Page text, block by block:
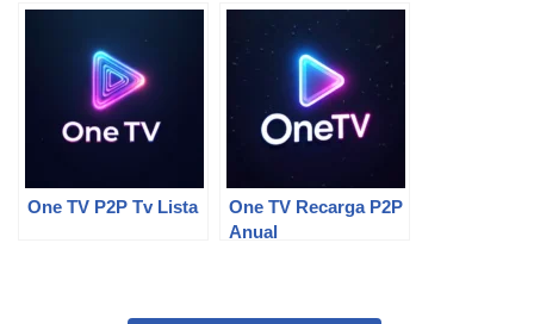
One TV P2P Tv Lista
One TV Recarga P2P
Anual